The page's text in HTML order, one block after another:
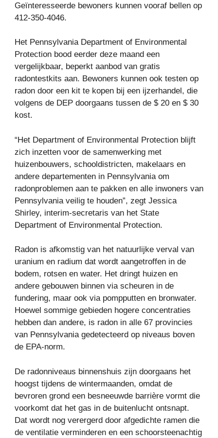
Geïnteresseerde bewoners kunnen vooraf bellen op
412-350-4046.
Het Pennsylvania Department of Environmental
Protection bood eerder deze maand een
vergelijkbaar, beperkt aanbod van gratis
radontestkits aan. Bewoners kunnen ook testen op
radon door een kit te kopen bij een ijzerhandel, die
volgens de DEP doorgaans tussen de $ 20 en $ 30
kost.
“Het Department of Environmental Protection blijft
zich inzetten voor de samenwerking met
huizenbouwers, schooldistricten, makelaars en
andere departementen in Pennsylvania om
radonproblemen aan te pakken en alle inwoners van
Pennsylvania veilig te houden”, zegt Jessica
Shirley, interim-secretaris van het State
Department of Environmental Protection.
Radon is afkomstig van het natuurlijke verval van
uranium en radium dat wordt aangetroffen in de
bodem, rotsen en water. Het dringt huizen en
andere gebouwen binnen via scheuren in de
fundering, maar ook via pompputten en bronwater.
Hoewel sommige gebieden hogere concentraties
hebben dan andere, is radon in alle 67 provincies
van Pennsylvania gedetecteerd op niveaus boven
de EPA-norm.
De radonniveaus binnenshuis zijn doorgaans het
hoogst tijdens de wintermaanden, omdat de
bevroren grond een besneeuwde barrière vormt die
voorkomt dat het gas in de buitenlucht ontsnapt.
Dat wordt nog verergerd door afgedichte ramen die
de ventilatie verminderen en een schoorsteenachtig